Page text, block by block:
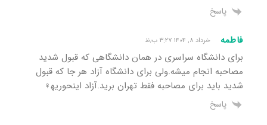
پاسخ
فاطمه خرداد ۸, ۱۴۰۴ ۳:۲۷ ب٫ظ
برای دانشگاه سراسری در همان دانشگاهی که قبول شدید
مصاحبه انجام میشه.ولی برای دانشگاه آزاد هر جا که قبول
شدید باید برای مصاحبه فقط تهران برید.آزاد اینحوریه‍♀️
پاسخ